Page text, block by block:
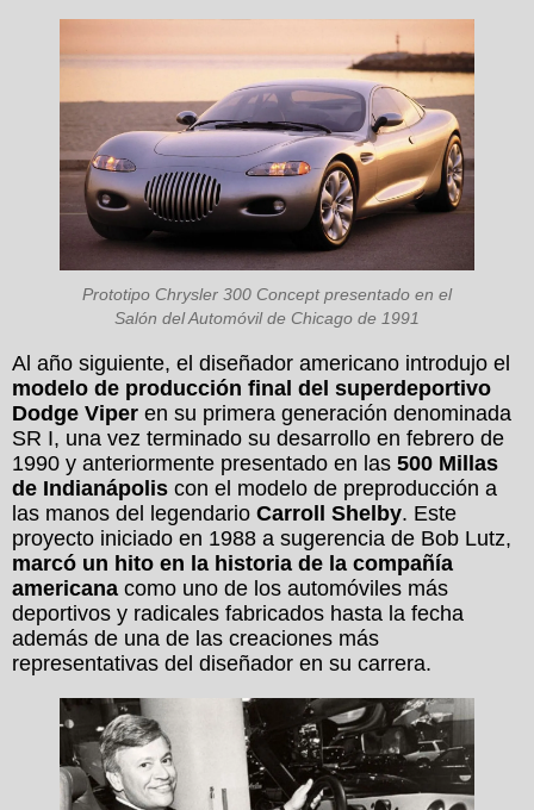
Prototipo Chrysler 300 Concept presentado en el
Salón del Automóvil de Chicago de 1991
Al año siguiente, el diseñador americano introdujo el
modelo de producción final del superdeportivo
Dodge Viper en su primera generación denominada
SR I, una vez terminado su desarrollo en febrero de
1990 y anteriormente presentado en las 500 Millas
de Indianápolis con el modelo de preproducción a
las manos del legendario Carroll Shelby. Este
proyecto iniciado en 1988 a sugerencia de Bob Lutz,
marcó un hito en la historia de la compañía
americana como uno de los automóviles más
deportivos y radicales fabricados hasta la fecha
además de una de las creaciones más
representativas del diseñador en su carrera.